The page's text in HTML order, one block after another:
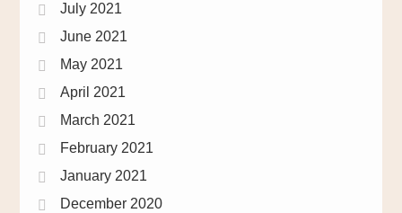
July 2021
June 2021
May 2021
April 2021
March 2021
February 2021
January 2021
December 2020